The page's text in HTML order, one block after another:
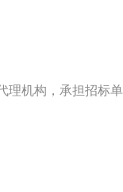
理机构，承担招标